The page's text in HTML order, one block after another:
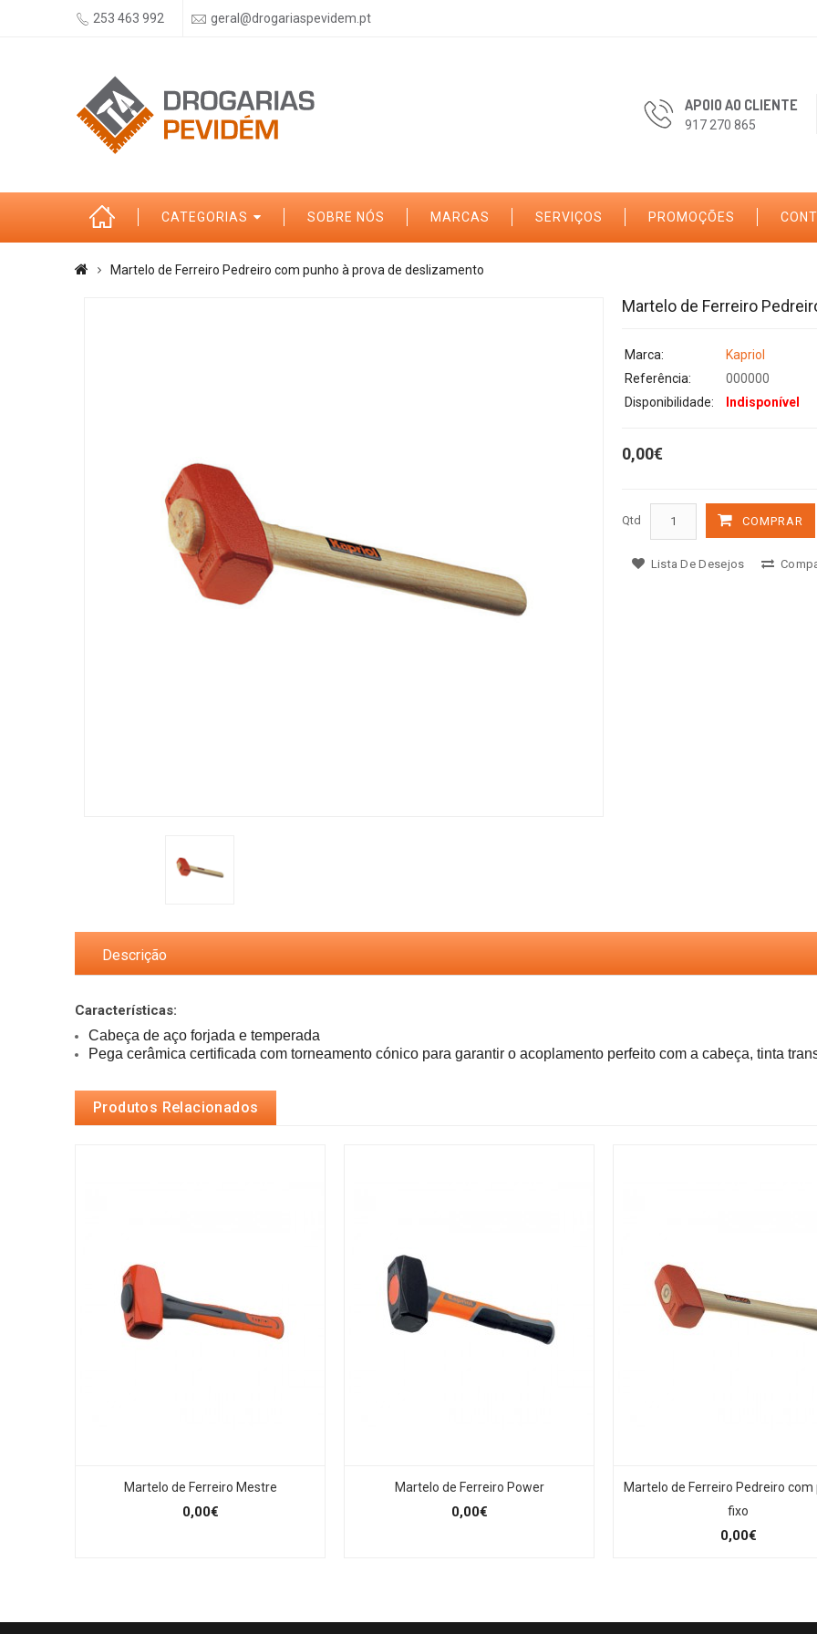
253 463 992 geral@drogariaspevidem.pt
APOIO AO CLIENTE
917 270 865
CATEGORIAS SOBRE NÓS MARCAS SERVIÇOS PROMOÇÕES
Martelo de Ferreiro Pedreiro com punho à prova de deslizamento
Martelo de Ferreiro
Marca:
Kapriol
Referência:
000000
Disponibilidade:
Indisponível
0,00€
Qtd COMPRAR
Lista De Desejos
Descrição
Características:
Pega cerâmica certificada com torneamento cónico para garantir o acoplamento perfeito com a cabeça, tinta
Produtos Relacionados
Martelo de Ferreiro Mestre
0,00€
Martelo de Ferreiro Power
0,00€
Martelo de Ferreiro Pedreiro com
fixo
0,00€